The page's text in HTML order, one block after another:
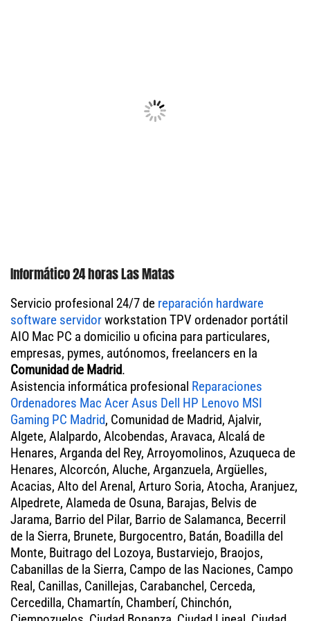
Informático 24 horas Las Matas
Servicio profesional 24/7 de reparación hardware
software servidorworkstation TPV ordenador portátil
AIO Mac PC a domicilio u oficina para particulares,
empresas, pymes, autónomos, freelancers en la
Comunidad de Madrid.
Asistencia informática profesional Reparaciones
Ordenadores Mac Acer Asus Dell HP Lenovo MSI
Gaming PC Madrid, Comunidad de Madrid, Ajalvir,
Algete, Alalpardo, Alcobendas, Aravaca, Alcalá de
Henares, Arganda del Rey, Arroyomolinos, Azuqueca de
Henares, Alcorcón, Aluche, Arganzuela, Argüelles,
Acacias, Alto del Arenal, Arturo Soria, Atocha, Aranjuez,
Alpedrete, Alameda de Osuna, Barajas, Belvis de
Jarama, Barrio del Pilar, Barrio de Salamanca, Becerril
de la Sierra, Brunete, Burgocentro, Batán, Boadilla del
Monte, Buitrago del Lozoya, Bustarviejo, Braojos,
Cabanillas de la Sierra, Campo de las Naciones, Campo
Real, Canillas, Canillejas, Carabanchel, Cerceda,
Cercedilla, Chamartín, Chamberí, Chinchón,